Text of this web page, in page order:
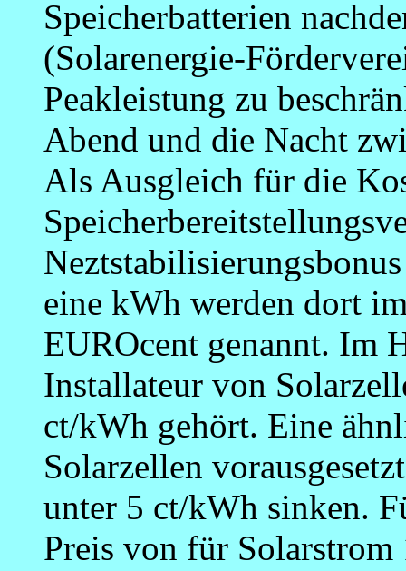
Speicherbatterien
(Solarenergie-
Peakleistung zu
Abend und die Nacht
Als Ausgleich für die
eine kWh werden dort
EUROcent genannt. Im
Installateur von
ct/kWh gehört. Eine
Solarzellen
unter 5 ct/kWh sinken.
Preis von für